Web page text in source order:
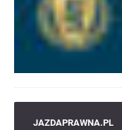
JAZDAPRAWNA.PL